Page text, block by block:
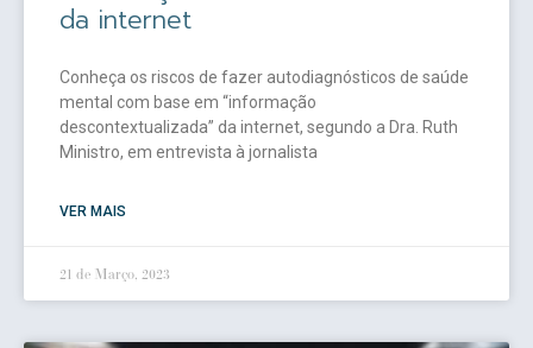
da internet
Conheça os riscos de fazer autodiagnósticos de saúde
mental com base em “informação
descontextualizada” da internet, segundo a Dra. Ruth
Ministro, em entrevista à jornalista
VER MAIS
21 de Março, 2023